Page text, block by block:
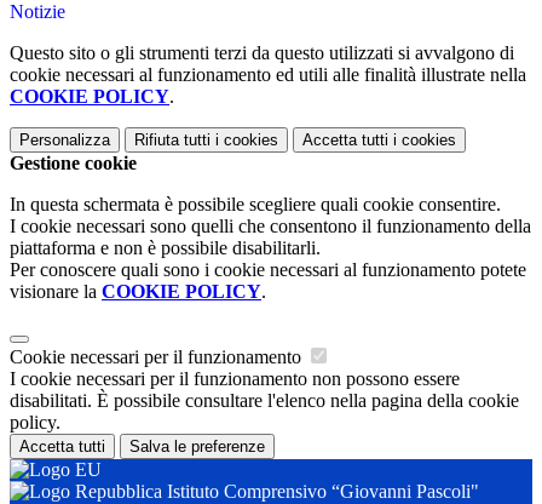
Notizie
Questo sito o gli strumenti terzi da questo utilizzati si avvalgono di
cookie necessari al funzionamento ed utili alle finalità illustrate nella
COOKIE POLICY.
Personalizza Rifiuta tutti i cookies Accetta tutti i cookies
Gestione cookie
In questa schermata è possibile scegliere quali cookie consentire.
I cookie necessari sono quelli che consentono il funzionamento della
piattaforma e non è possibile disabilitarli.
Per conoscere quali sono i cookie necessari al funzionamento potete
visionare la COOKIE POLICY.
Cookie necessari per il funzionamento
I cookie necessari per il funzionamento non possono essere
disabilitati. È possibile consultare l'elenco nella pagina della cookie
policy.
Accetta tutti Salva le preferenze
Istituto Comprensivo “Giovanni Pascoli"